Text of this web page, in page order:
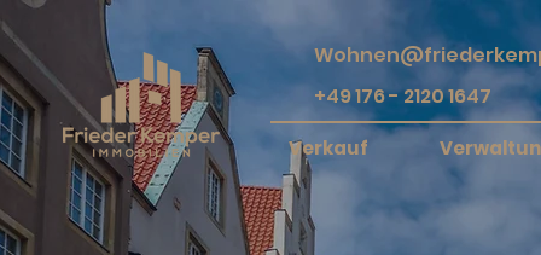
+49 176 - 2120 1647
Verkauf